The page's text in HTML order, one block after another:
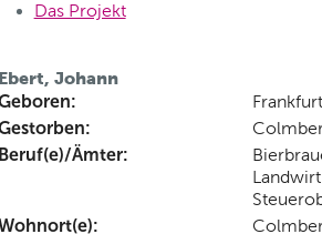
Das Projekt
Johann
Ämter:
Landwirt